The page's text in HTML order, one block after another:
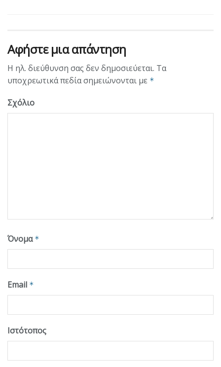
Αφήστε μια απάντηση
Η ηλ. διεύθυνση σας δεν δημοσιεύεται. Τα
υποχρεωτικά πεδία σημειώνονται με *
Σχόλιο
Όνομα *
Email *
Ιστότοπος